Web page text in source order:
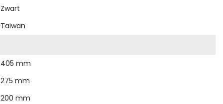
Zwart
Taiwan
405 mm
275 mm
200 mm